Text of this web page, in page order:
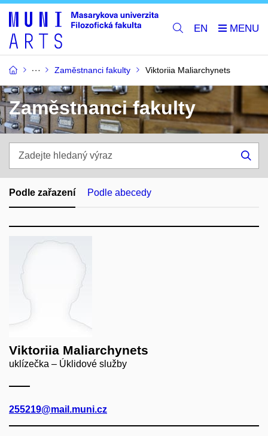
EN
Zaměstnanci fakulty Viktoriia Maliarchynets
Zaměstnanci fakulty
hledaný
výraz
Podle zařazení Podle abecedy
Viktoriia Maliarchynets
uklízečka – Úklidové služby
255219@mail.muni.cz